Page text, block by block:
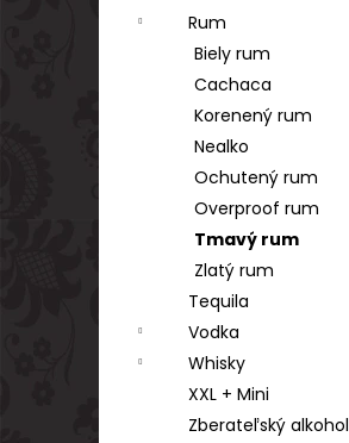
Rum
Biely rum
Cachaca
Korenený rum
Nealko
Ochutený rum
Overproof rum
Tmavý rum
Zlatý rum
Tequila
Vodka
Whisky
XXL + Mini
Zberateľský alkohol